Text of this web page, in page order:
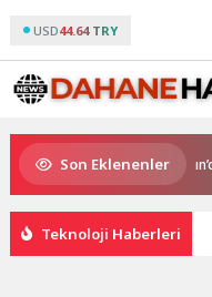
USD44.64 TRY
Son Eklenenler
start Başkan Büyükakın’dan
Teknoloji Haberleri